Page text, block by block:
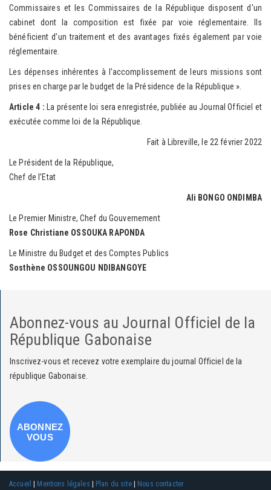
Commissaires et les Commissaires de la République disposent d'un
cabinet dont la composition est fixée par voie réglementaire. Ils
bénéficient d’un traitement et des avantages fixés également par voie
réglementaire.
Les dépenses inhérentes à l'accomplissement de leurs missions sont
prises en charge par le budget de la Présidence de la République ».
Article 4 : La présente loi sera enregistrée, publiée au Journal Officiel et
exécutée comme loi de la République.
Fait à Libreville, le 22 février 2022
Le Président de la République,
Chef de l’Etat
Ali BONGO ONDIMBA
Le Premier Ministre, Chef du Gouvernement
Rose Christiane OSSOUKA RAPONDA
Le Ministre du Budget et des Comptes Publics
Sosthène OSSOUNGOU NDIBANGOYE
Abonnez-vous au Journal Officiel de la
République Gabonaise
Inscrivez-vous et recevez votre exemplaire du journal Officiel de la
république Gabonaise.
ABONNEZ
VOUS
Accueil Mentions légales Plan du site| Nous contacter